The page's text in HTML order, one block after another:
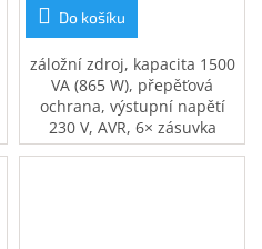
Do košíku
záložní zdroj, kapacita 1500
VA (865 W), přepěťová
ochrana, výstupní napětí
230 V, AVR, 6× zásuvka
French, zajistí napájení při